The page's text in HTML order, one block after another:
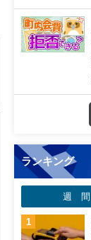
ランキング
週 間